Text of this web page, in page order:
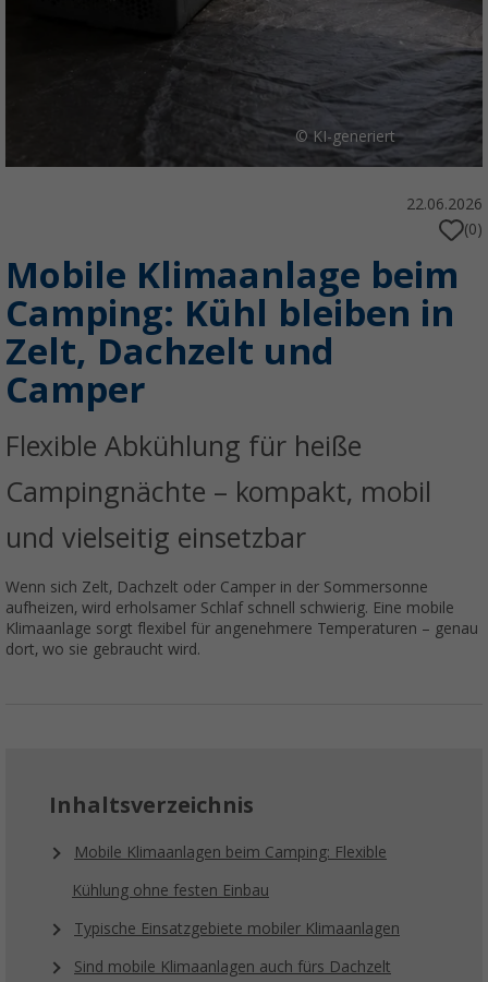
© KI-generiert
22.06.2026
(0)
Mobile Klimaanlage beim
Camping: Kühl bleiben in
Zelt, Dachzelt und
Camper
Flexible Abkühlung für heiße
Campingnächte – kompakt, mobil
und vielseitig einsetzbar
Wenn sich Zelt, Dachzelt oder Camper in der Sommersonne
aufheizen, wird erholsamer Schlaf schnell schwierig. Eine mobile
Klimaanlage sorgt flexibel für angenehmere Temperaturen – genau
dort, wo sie gebraucht wird.
Inhaltsverzeichnis
Mobile Klimaanlagen beim Camping: Flexible
Kühlung ohne festen Einbau
Typische Einsatzgebiete mobiler Klimaanlagen
Sind mobile Klimaanlagen auch fürs Dachzelt